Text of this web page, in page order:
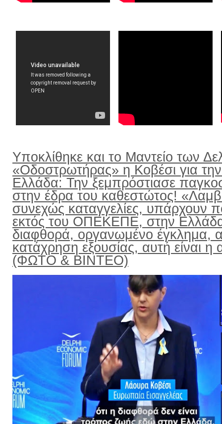
Υποκλίθηκε και το Μαντείο των
«Οδοστρωτήρας» η Κοβέσι για
Ελλάδα: Την ξεμπρόστιασε
στην έδρα του καθεστώτος!
συνεχώς καταγγελίες, υπάρχουν
εκτός του ΟΠΕΚΕΠΕ, στην
διαφθορά, οργανωμένο έγκλημα,
κατάχρηση εξουσίας, αυτή είναι η
(ΦΩΤΟ & ΒΙΝΤΕΟ)